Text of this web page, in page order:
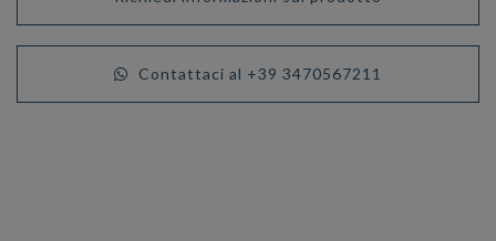
Contattaci al +39 3470567211